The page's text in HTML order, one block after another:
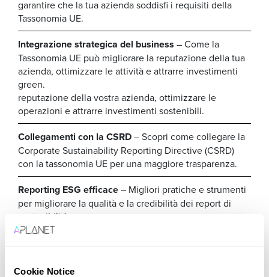
Cookie Notice
garantire che la tua azienda soddisfi i requisiti della
Tassonomia UE.
Integrazione strategica del business – Come la
Tassonomia UE può migliorare la reputazione della tua
azienda, ottimizzare le attività e attrarre investimenti
green.
reputazione della vostra azienda, ottimizzare le
operazioni e attrarre investimenti sostenibili.
Collegamenti con la CSRD– Scopri come collegare la
Corporate Sustainability Reporting Directive (CSRD)
con la tassonomia UE per una maggiore trasparenza.
Reporting ESG efficace– Migliori pratiche e strumenti
per migliorare la qualità e la credibilità dei report di
sostenibilità.
Storie di successo